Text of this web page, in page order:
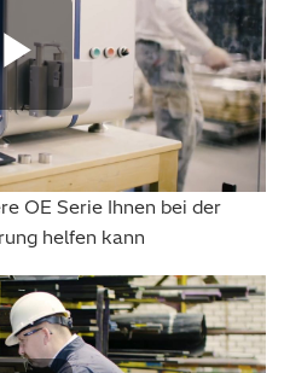
Play
OE Serie Ihnen bei der
helfen kann